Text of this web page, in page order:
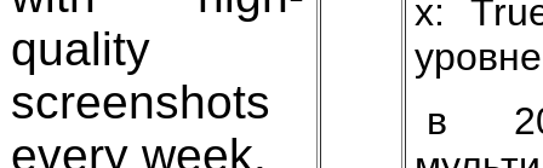
quality
screenshots
every week.
х:
в